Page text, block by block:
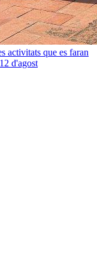
activitats que es faran
d'agost